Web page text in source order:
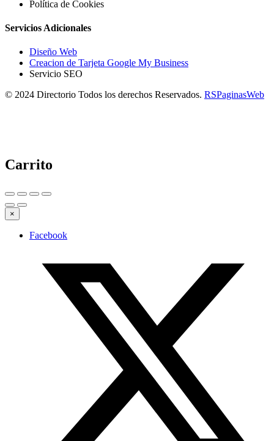
Política de Cookies
Servicios Adicionales
Diseño Web
Creacion de Tarjeta Google My Business
Servicio SEO
© 2024 Directorio Todos los derechos Reservados. RSPaginasWeb
Carrito
×
Facebook